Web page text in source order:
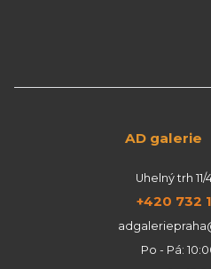
AD galerie
Uhelný trh 11/
+420 732
Po - Pá: